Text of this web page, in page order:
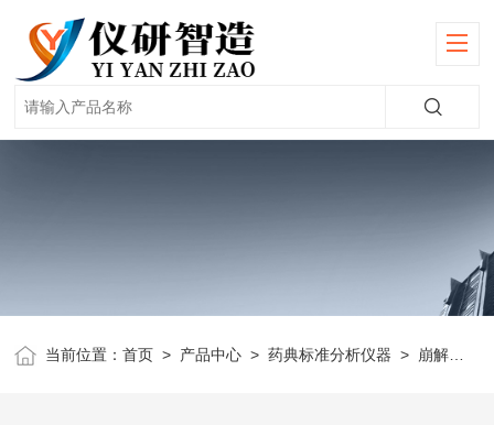
当前位置：首页 > 产品中心 >药典标准分析仪器 > 崩解时限仪